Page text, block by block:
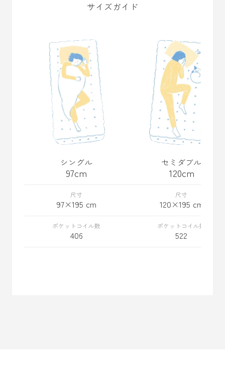
サイズガイド
シングル
97cm
セミダブル
120cm
97×195 cm 120×195 cm
406 522